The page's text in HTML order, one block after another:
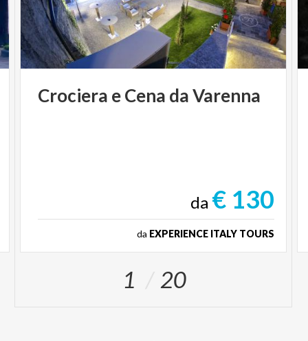
Crociera eCena daVarenna
da € 130
da EXPERIENCE ITALY TOURS
1 20